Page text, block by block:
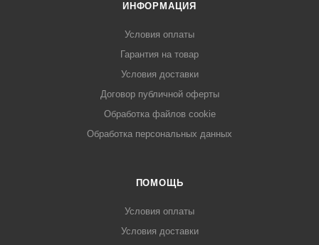
ИНФОРМАЦИЯ
Условия оплаты
Гарантия на товар
Условия доставки
Договор публичной оферты
Обработка файлов cookie
Обработка персональных данных
ПОМОЩЬ
Условия оплаты
Условия доставки